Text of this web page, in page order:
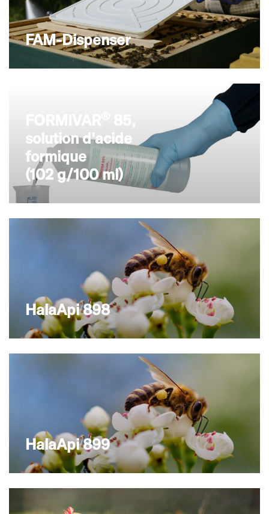
FAM-Dispenser
solution d'acide
formique
(102 g/100 ml)
HalaApi 898
HalaApi 899